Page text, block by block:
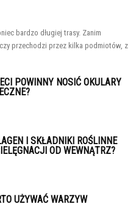
bardzo długiej trasy. Zanim
przechodzi przez kilka podmiotów, z
POWINNY NOSIĆ OKULARY
I SKŁADNIKI ROŚLINNE
OD WEWNĄTRZ?
UŻYWAĆ WARZYW